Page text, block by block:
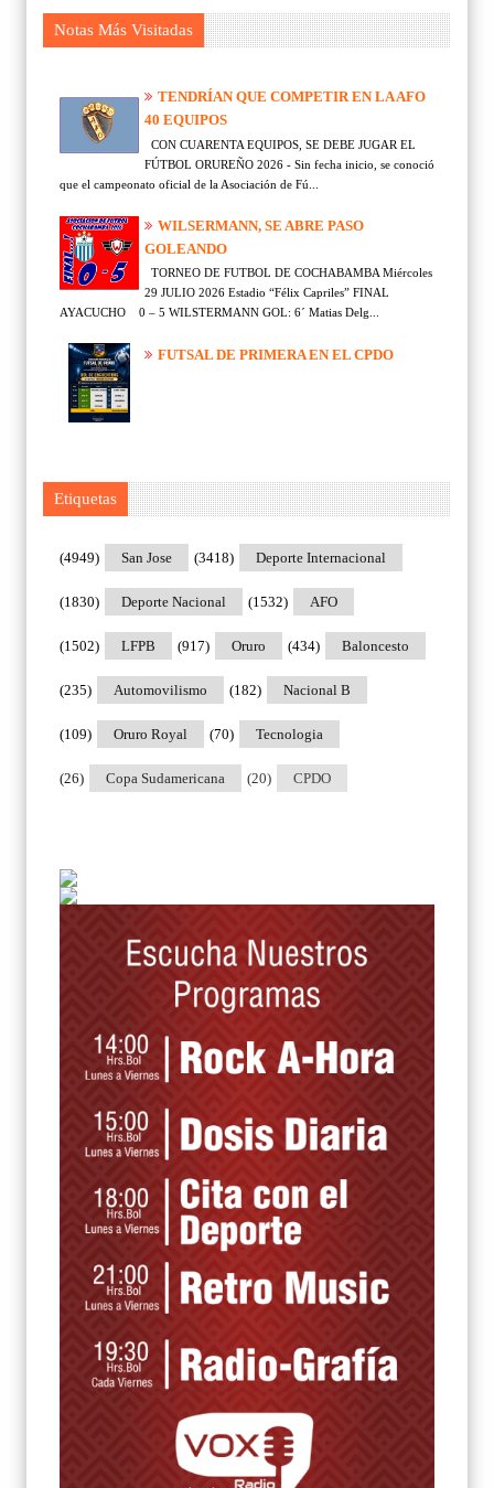
Notas Más Visitadas
TENDRÍAN QUE COMPETIR EN LA AFO
40 EQUIPOS
CON CUARENTA EQUIPOS, SE DEBE JUGAR EL
FÚTBOL ORUREÑO 2026 - Sin fecha inicio, se conoció
que el campeonato oficial de la Asociación de Fú...
WILSERMANN, SE ABRE PASO
GOLEANDO
TORNEO DE FUTBOL DE COCHABAMBA Miércoles
29 JULIO 2026 Estadio “Félix Capriles” FINAL
AYACUCHO 0 – 5 WILSTERMANN GOL: 6´ Matias Delg...
FUTSAL DE PRIMERA EN EL CPDO
Etiquetas
San Jose
(4949) Deporte Internacional
(3418)
Deporte Nacional
(1830) AFO
(1532)
LFPB
(1502) Oruro
(917) Baloncesto
(434)
Automovilismo
(235) Nacional B
(182)
Oruro Royal
(109) Tecnologia
(70)
Copa Sudamericana
(26) CPDO
(20)